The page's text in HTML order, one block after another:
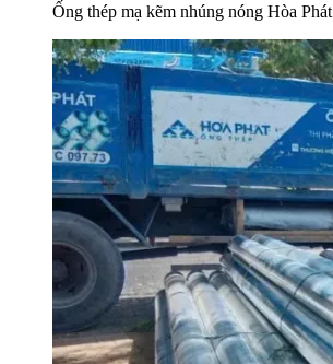
Ống thép mạ kẽm nhúng nóng Hòa Phát